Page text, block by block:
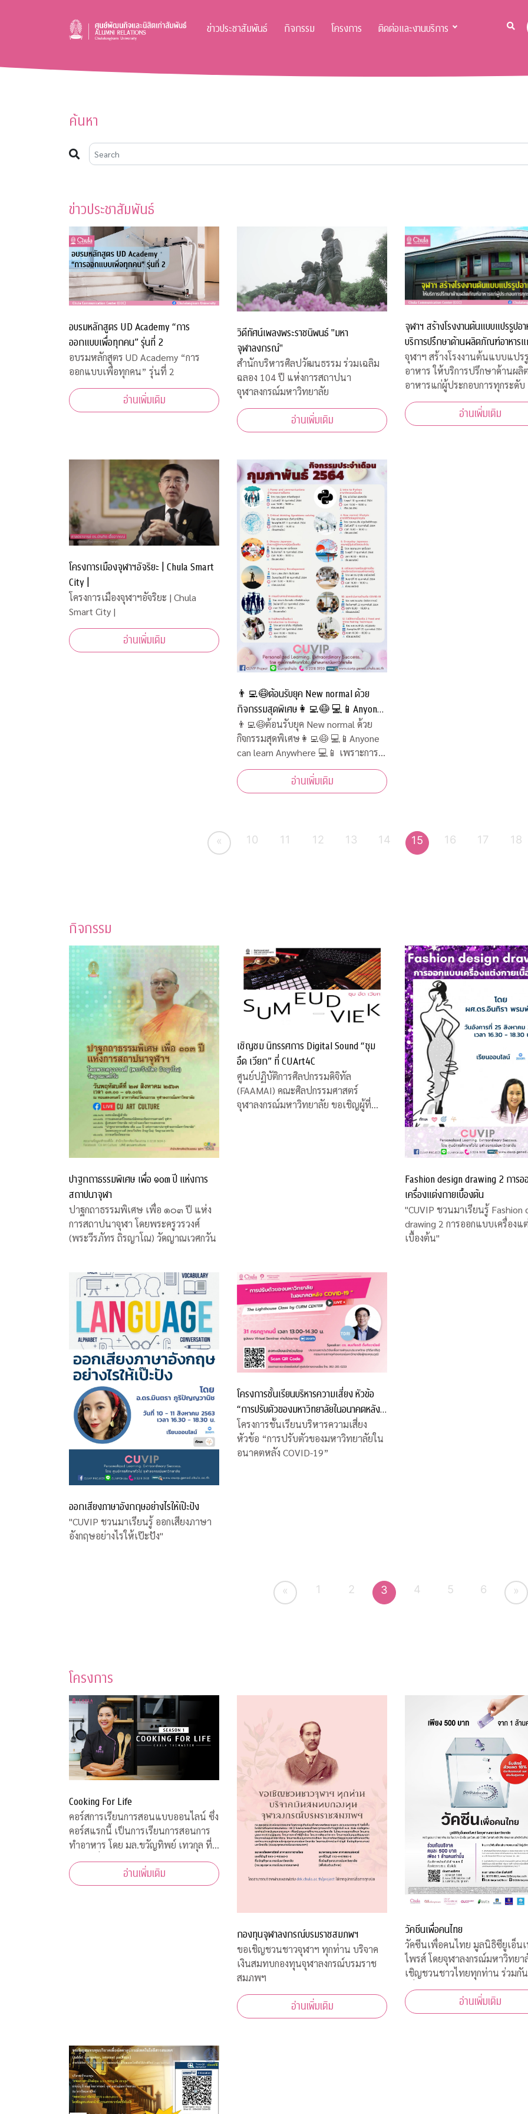
ข่าวประชาสัมพันธ์ กิจกรรม โครงการ ติดต่อและงานบริการ
ค้นหา
ข่าวประชาสัมพันธ์
อบรมหลักสูตร UD Academy “การ
ออกแบบเพื่อทุกคน” รุ่นที่ 2
อบรมหลักสูตร UD Academy “การ
ออกแบบเพื่อทุกคน” รุ่นที่ 2
อ่านเพิ่มเติม
วิดีทัศน์เพลงพระราชนิพนธ์ "มหา
จุฬาลงกรณ์"
สำนักบริหารศิลปวัฒนธรรม ร่วมเฉลิม
ฉลอง 104 ปี แห่งการสถาปนา
จุฬาลงกรณ์มหาวิทยาลัย
อ่านเพิ่มเติม
จุฬาฯ สร้างโรงงานต้นแบบแปรรูปอา
บริการปรึกษาด้านผลิตภัณฑ์อาหาร
ประกอบการทุกระดับ
จุฬาฯ สร้างโรงงานต้นแบบแปร
อาหาร ให้บริการปรึกษาด้านผ
อาหารแก่ผู้ประกอบการทุกระดับ
อ่านเพิ่มเติม
โครงการเมืองจุฬาฯอัจริยะ | Chula Smart
City |
โครงการเมืองจุฬาฯอัจริยะ | Chula
Smart City |
อ่านเพิ่มเติม
👨‍💻😷ต้อนรับยุค New normal ด้วย
กิจกรรมสุดพิเศษ👩‍💻😷 💻📱Anyone
can learn Anywhere 💻📱 เพราะการ
เรียนรู้ไม่มีวันสิ้นสุด
👨‍💻😷ต้อนรับยุค New normal ด้วย
กิจกรรมสุดพิเศษ👩‍💻😷 💻📱Anyone
can learn Anywhere 💻📱 เพราะการ
เรียนรู้ไม่มีวันสิ้นสุด
อ่านเพิ่มเติม
« 10 11 12 13 14 15 16 17 18
กิจกรรม
ปาฐกถาธรรมพิเศษ เพื่อ ๑๐๓ ปี แห่งการ
สถาปนาจุฬา
ปาฐกถาธรรมพิเศษ เพื่อ ๑๐๓ ปี แห่ง
การสถาปนาจุฬา โดยพระครูวรวงศ์
(พระวีรภัทร ถิรญาโณ) วัดญาณเวศกวัน
เชิญชม นิทรรศการ Digital Sound “ซุม
อึด เวียก” ที่ CUArt4C
ศูนย์ปฏิบัติการศิลปกรรมดิจิทัล
(FAAMAI) คณะศิลปกรรมศาสตร์
จุฬาลงกรณ์มหาวิทยาลัย ขอเชิญผู้ที่
Fashion design drawing 2 การ
เครื่องแต่งกายเบื้องต้น
"CUVIP ชวนมาเรียนรู้ Fashion
drawing 2 การออกแบบเครื่องแ
เบื้องต้น"
ออกเสียงภาษาอังกฤษอย่างไรให้เป๊ะปัง
"CUVIP ชวนมาเรียนรู้ ออกเสียงภาษา
อังกฤษอย่างไรให้เป๊ะปัง"
โครงการชั้นเรียนบริหารความเสี่ยง หัวข้อ
“การปรับตัวของมหาวิทยาลัยในอนาคตหลัง
COVID-19”
โครงการชั้นเรียนบริหารความเสี่ยง
หัวข้อ “การปรับตัวของมหาวิทยาลัยใน
อนาคตหลัง COVID-19”
« 1 2 3 4 5 6 »
โครงการ
Cooking For Life
คอร์สการเรียนการสอนแบบออนไลน์ ซึ่ง
คอร์สแรกนี้ เป็นการเรียนการสอนการ
ทำอาหาร โดย มล.ขวัญทิพย์ เทวกุล ที่
เป็นผู้เชี่ยวชาญทางด้านอาหารทุก
ประเภท และในแต่ละ Episode ก็ได้รับ
ความร่วมมือจากคณาจารย์ ผู้ทรงคุณวุฒิ
อ่านเพิ่มเติม
กองทุนจุฬาลงกรณ์บรมราชสมภพฯ
ขอเชิญชวนชาวจุฬาฯ ทุกท่าน บริจาค
เงินสมทบกองทุนจุฬาลงกรณ์บรมราช
สมภพฯ
อ่านเพิ่มเติม
วัคซีนเพื่อคนไทย
วัคซีนเพื่อคนไทย มูลนิธิซียูเอ็น
ไพรส์ โดยจุฬาลงกรณ์มหาวิทยา
เชิญชวนชาวไทยทุกท่าน ร่วมกั
เพื่อเป็นทุนสนับสนุน นักวิจัยไท
ค้นคว้าวิจัย พัฒนา และผลิตวัค
โควิด-19*
อ่านเพิ่มเติม